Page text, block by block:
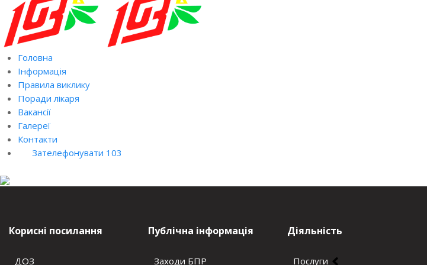
Головна
Інформація
Правила виклику
Поради лікаря
Вакансії
Галереї
Контакти
Зателефонувати 103
Корисні посилання
ДОЗ
Публічна інформація
Заходи БПР
Діяльність
Послуги